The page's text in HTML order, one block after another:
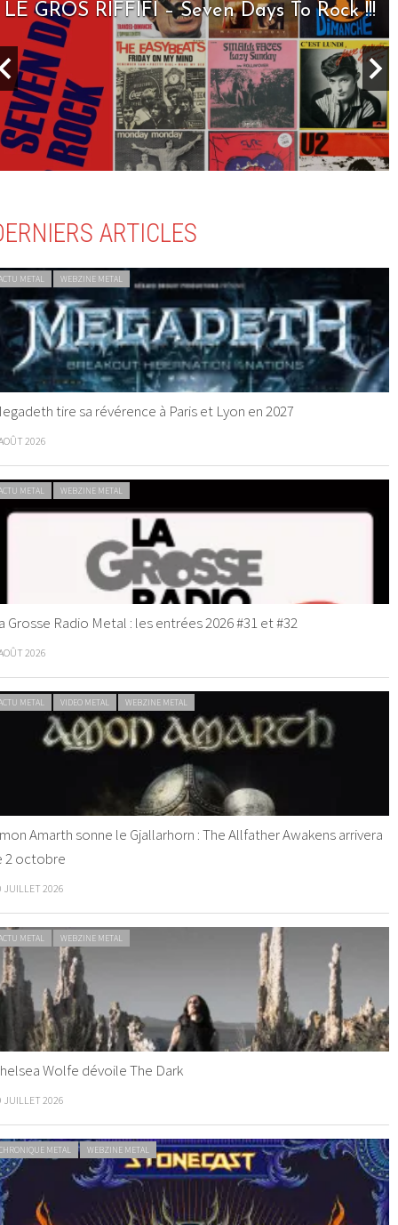
LE GROS RIFFIFI – Seven Days To Rock !!!
ARTICLES
METAL WEBZINE METAL
tire sa révérence à Paris et Lyon en 2027
2026
METAL WEBZINE METAL
Grosse Radio Metal : les entrées 2026 #31 et #32
2026
METAL VIDEO METAL WEBZINE METAL
Amarth sonne le Gjallarhorn : The Allfather Awakens arrivera
2 octobre
JUILLET 2026
METAL WEBZINE METAL
Wolfe dévoile The Dark
JUILLET 2026
METAL WEBZINE METAL